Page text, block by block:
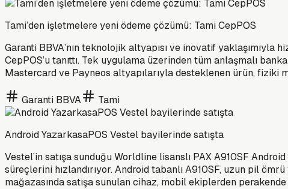
Tami’den işletmelere yeni ödeme çözümü: Tami CepPOS
Garanti BBVA’nın teknolojik altyapısı ve inovatif
CepPOS’u tanıttı. Tek uygulama üzerinden tüm anlaşmalı
Mastercard ve Payneos altyapılarıyla desteklenen ürün, fiziki
Garanti BBVA Tami
Android YazarkasaPOS Vestel bayilerinde satışta
Vestel’in satışa sunduğu Worldline lisanslı PAX A910SF
süreçlerini hızlandırıyor. Android tabanlı A910SF, uzun pil
mağazasında satışa sunulan cihaz, mobil ekiplerden